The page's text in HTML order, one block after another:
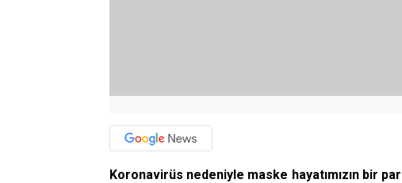
Koronavirüs nedeniyle maske hayatımızın bir